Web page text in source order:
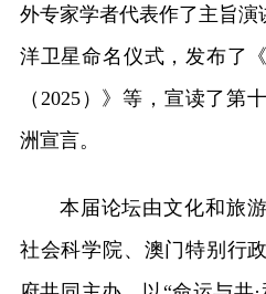
外专家学者代表作了主旨演
洋卫星命名仪式，发布了
（2025）》等，宣读了第
洲宣言。
本届论坛由文化和旅
社会科学院、澳门特别行